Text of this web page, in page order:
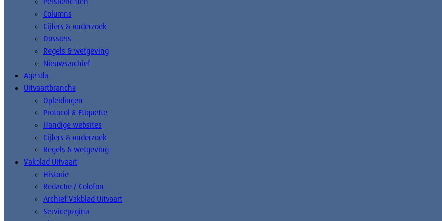
Columns
Cijfers & onderzoek
Dossiers
Regels & wetgeving
Nieuwsarchief
Agenda
Uitvaartbranche
Opleidingen
Protocol & Etiquette
Handige websites
Cijfers & onderzoek
Regels & wetgeving
Vakblad Uitvaart
Historie
Redactie / Colofon
Archief Vakblad Uitvaart
Servicepagina